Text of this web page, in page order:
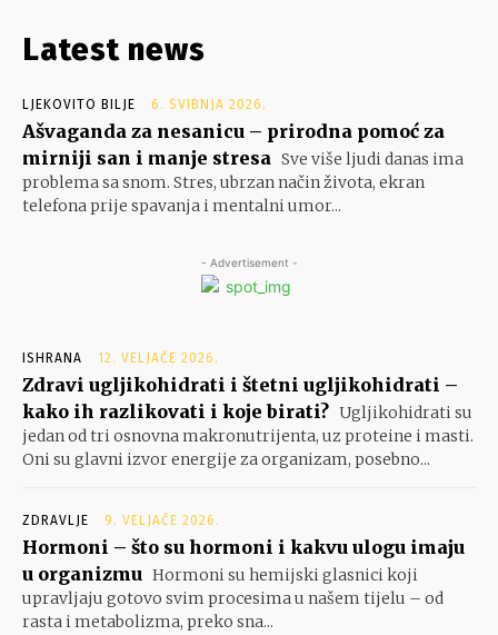
Latest news
LJEKOVITO BILJE 6. SVIBNJA 2026.
Ašvaganda za nesanicu – prirodna pomoć za
mirniji san i manje stresa Sve više ljudi danas ima
problema sa snom. Stres, ubrzan način života, ekran
telefona prije spavanja i mentalni umor...
- Advertisement -
ISHRANA 12. VELJAČE 2026.
Zdravi ugljikohidrati i štetni ugljikohidrati –
kako ih razlikovati i koje birati? Ugljikohidrati su
jedan od tri osnovna makronutrijenta, uz proteine i masti.
Oni su glavni izvor energije za organizam, posebno...
ZDRAVLJE 9. VELJAČE 2026.
Hormoni – što su hormoni i kakvu ulogu imaju
u organizmu Hormoni su hemijski glasnici koji
upravljaju gotovo svim procesima u našem tijelu – od
rasta i metabolizma, preko sna...